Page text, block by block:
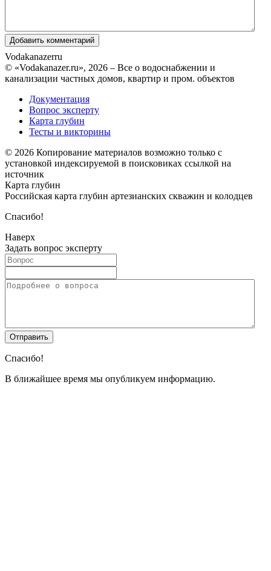
Vodakanazerru
© «Vodakanazer.ru», 2026 – Все о водоснабжении и
канализации частных домов, квартир и пром. объектов
Документация
Вопрос эксперту
Карта глубин
Тесты и викторины
© 2026 Копирование материалов возможно только с
установкой индексируемой в поисковиках ссылкой на
источник
Карта глубин
Российская карта глубин артезианских скважин и колодцев
Спасибо!
Наверх
Задать вопрос эксперту
Спасибо!
В ближайшее время мы опубликуем информацию.